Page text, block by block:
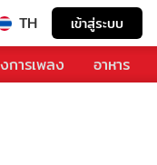
TH เข้าสู่ระบบ
การเพลง อาหาร